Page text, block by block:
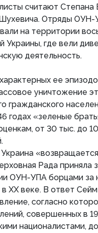
считают Степана
Отряды ОУН-
на территории
Украины, где вели
деятельность.
ее
уничтожение
гражданского
годах «зеленые
от 30 тыс. до
Рада приняла
ОУН-УПА борцами за
ХХ веке. В ответ
согласно
совершенных в
националистами,